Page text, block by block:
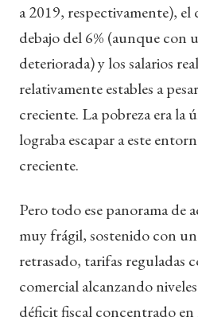
a 2019, respectivamente), el
debajo del 6% (aunque con
deteriorada) y los salarios
relativamente estables a
creciente. La pobreza era la
lograba escapar a este
creciente.
Pero todo ese panorama de
muy frágil, sostenido con
retrasado, tarifas reguladas
comercial alcanzando
déficit fiscal concentrado